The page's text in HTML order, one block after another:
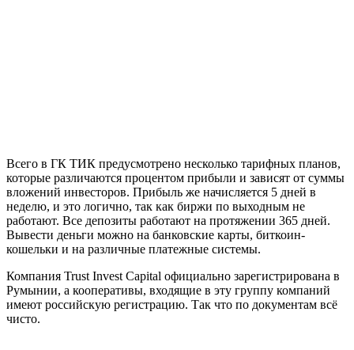
Всего в ГК ТИК предусмотрено несколько тарифных планов,
которые различаются процентом прибыли и зависят от суммы
вложений инвесторов. Прибыль же начисляется 5 дней в
неделю, и это логично, так как биржи по выходным не
работают. Все депозиты работают на протяжении 365 дней.
Вывести деньги можно на банковские карты, биткоин-
кошельки и на различные платежные системы.
Компания Trust Invest Capital официально зарегистрирована в
Румынии, а кооперативы, входящие в эту группу компаний
имеют российскую регистрацию. Так что по документам всё
чисто.